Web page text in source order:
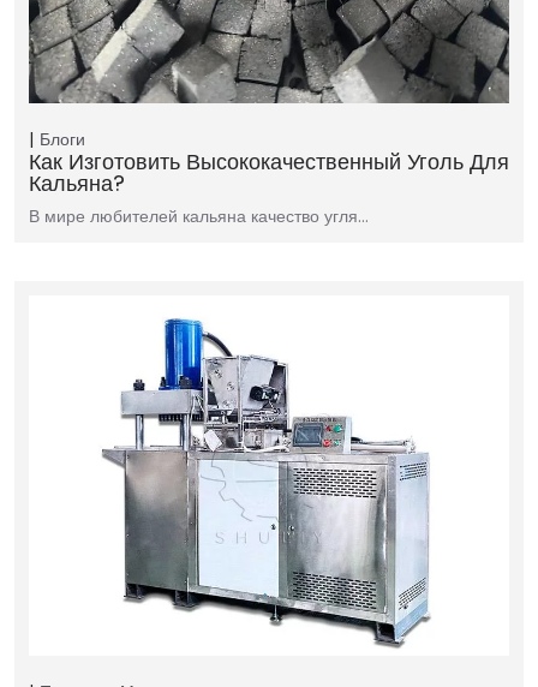
Блоги
Как Изготовить Высококачественный Уголь Для
Кальяна?
В мире любителей кальяна качество угля…